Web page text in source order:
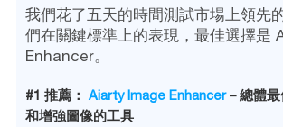
我們花了五天的時間測試市場上領先
們在關鍵標準上的表現，最佳選擇是
Enhancer。
#1 推薦： Aiarty Image Enhancer– 總體最
和增強圖像的工具